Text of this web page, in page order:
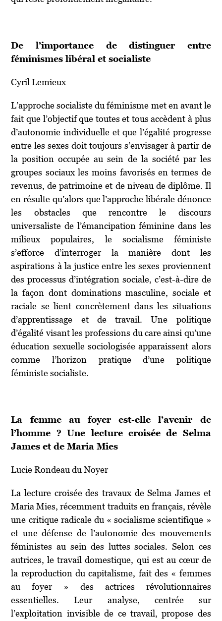
De l’importance de distinguer entre
féminismes libéral et socialiste
Cyril Lemieux
L’approche socialiste du féminisme met en avant le
fait que l’objectif que toutes et tous accèdent à plus
d’autonomie individuelle et que l’égalité progresse
entre les sexes doit toujours s’envisager à partir de
la position occupée au sein de la société par les
groupes sociaux les moins favorisés en termes de
revenus, de patrimoine et de niveau de diplôme. Il
en résulte qu’alors que l’approche libérale dénonce
les obstacles que rencontre le discours
universaliste de l’émancipation féminine dans les
milieux populaires, le socialisme féministe
s’efforce d’interroger la manière dont les
aspirations à la justice entre les sexes proviennent
des processus d’intégration sociale, c’est-à-dire de
la façon dont dominations masculine, sociale et
raciale se lient concrètement dans les situations
d’apprentissage et de travail. Une politique
d’égalité visant les professions du care ainsi qu’une
éducation sexuelle sociologisée apparaissent alors
comme l’horizon pratique d’une politique
féministe socialiste.
La femme au foyer est-elle l’avenir de
l’homme ? Une lecture croisée de Selma
James et de Maria Mies
Lucie Rondeau du Noyer
La lecture croisée des travaux de Selma James et
Maria Mies, récemment traduits en français, révèle
une critique radicale du « socialisme scientifique »
et une défense de l’autonomie des mouvements
féministes au sein des luttes sociales. Selon ces
autrices, le travail domestique, qui est au cœur de
la reproduction du capitalisme, fait des « femmes
au foyer » des actrices révolutionnaires
essentielles. Leur analyse, centrée sur
l’exploitation invisible de ce travail, propose des